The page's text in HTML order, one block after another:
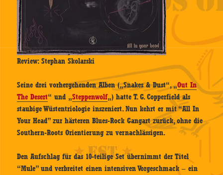
Review: Stephan Skolarski
Seine drei vorhergehenden Alben („Snakes & Dust“, „Out In
The Desert“ und „Steppenwolf„) hatte T. G. Copperfield als
staubige Wüstentriologie inszeniert. Nun kehrt er mit “All In
Your Head” zur härteren Blues-Rock Gangart zurück, ohne die
Southern-Roots Orientierung zu vernachlässigen.
Den Aufschlag für das 10-teilige Set übernimmt der Titel
“Mule” und verbreitet einen intensiven Vorgeschmack – ein